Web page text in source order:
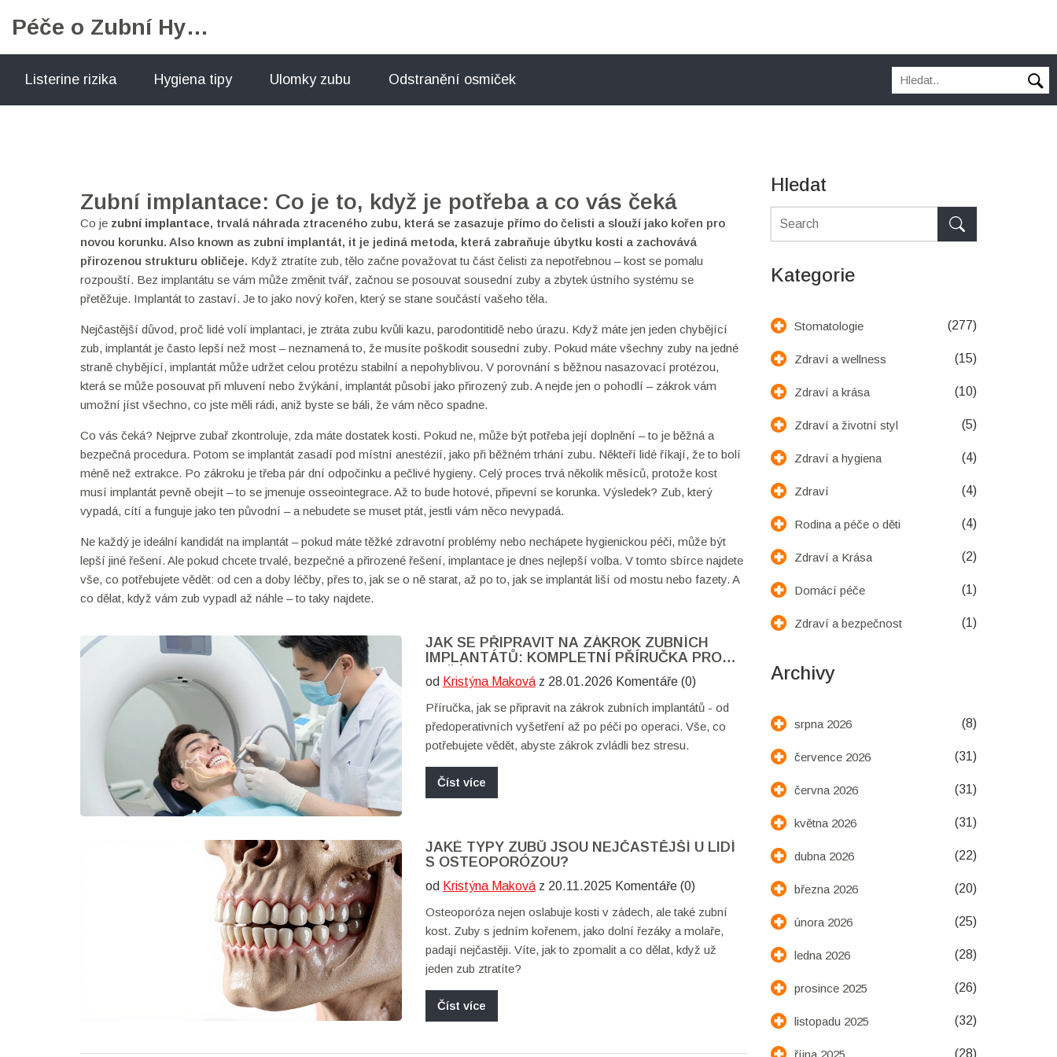
Péče o Zubní Hygienu
Listerine rizika Hygiena tipy Ulomky zubu Odstranění osmiček
Zubní implantace: Co je to, když je potřeba a co vás čeká
Co je zubní implantace, trvalá náhrada ztraceného zubu, která se zasazuje přímo do čelisti a slouží jako kořen pro
novou korunku. Also known as zubní implantát, it je jediná metoda, která zabraňuje úbytku kosti a zachovává
přirozenou strukturu obličeje. Když ztratíte zub, tělo začne považovat tu část čelisti za nepotřebnou – kost se pomalu
rozpouští. Bez implantátu se vám může změnit tvář, začnou se posouvat sousední zuby a zbytek ústního systému se
přetěžuje. Implantát to zastaví. Je to jako nový kořen, který se stane součástí vašeho těla.
Nejčastější důvod, proč lidé volí implantaci, je ztráta zubu kvůli kazu, parodontitidě nebo úrazu. Když máte jen jeden chybějící
zub, implantát je často lepší než most – neznamená to, že musíte poškodit sousední zuby. Pokud máte všechny zuby na jedné
straně chybějící, implantát může udržet celou protézu stabilní a nepohyblivou. V porovnání s běžnou nasazovací protézou,
která se může posouvat při mluvení nebo žvýkání, implantát působí jako přirozený zub. A nejde jen o pohodlí – zákrok vám
umožní jíst všechno, co jste měli rádi, aniž byste se báli, že vám něco spadne.
Co vás čeká? Nejprve zubař zkontroluje, zda máte dostatek kosti. Pokud ne, může být potřeba její doplnění – to je běžná a
bezpečná procedura. Potom se implantát zasadí pod místní anestézií, jako při běžném trhání zubu. Někteří lidé říkají, že to bolí
méně než extrakce. Po zákroku je třeba pár dní odpočinku a pečlivé hygieny. Celý proces trvá několik měsíců, protože kost
musí implantát pevně obejít – to se jmenuje osseointegrace. Až to bude hotové, připevní se korunka. Výsledek? Zub, který
vypadá, cítí a funguje jako ten původní – a nebudete se muset ptát, jestli vám něco nevypadá.
Ne každý je ideální kandidát na implantát – pokud máte těžké zdravotní problémy nebo nechápete hygienickou péči, může být
lepší jiné řešení. Ale pokud chcete trvalé, bezpečné a přirozené řešení, implantace je dnes nejlepší volba. V tomto sbírce najdete
vše, co potřebujete vědět: od cen a doby léčby, přes to, jak se o ně starat, až po to, jak se implantát liší od mostu nebo fazety. A
co dělat, když vám zub vypadl až náhle – to taky najdete.
JAK SE PŘIPRAVIT NA ZÁKROK ZUBNÍCH
IMPLANTÁTŮ: KOMPLETNÍ PŘÍRUČKA PRO
ZAČÁTEK
od Kristýna Makováz 28.01.2026 Komentáře (0)
Příručka, jak se připravit na zákrok zubních implantátů - od
předoperativních vyšetření až po péči po operaci. Vše, co
potřebujete vědět, abyste zákrok zvládli bez stresu.
Číst více
JAKÉ TYPY ZUBŮ JSOU NEJČASTĚJŠÍ U LIDÍ
S OSTEOPORÓZOU?
od Kristýna Makováz 20.11.2025 Komentáře (0)
Osteoporóza nejen oslabuje kosti v zádech, ale také zubní
kost. Zuby s jedním kořenem, jako dolní řezáky a molaře,
padají nejčastěji. Víte, jak to zpomalit a co dělat, když už
jeden zub ztratíte?
Číst více
Hledat
Kategorie
Stomatologie (277)
Zdraví a wellness (15)
Zdraví a krása (10)
Zdraví a životní styl (5)
Zdraví a hygiena (4)
Zdraví (4)
Rodina a péče o děti (4)
Zdraví a Krása (2)
Domácí péče (1)
Zdraví a bezpečnost (1)
Archivy
srpna 2026 (8)
července 2026 (31)
června 2026 (31)
května 2026 (31)
dubna 2026 (22)
března 2026 (20)
února 2026 (25)
ledna 2026 (28)
prosince 2025 (26)
listopadu 2025 (32)
října 2025 (28)